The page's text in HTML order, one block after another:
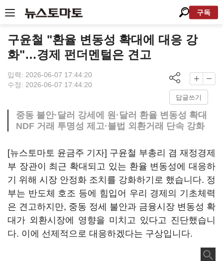
구독
구윤철 "환율 변동성 확대에 대응 강
화"…경제 펀더멘털은 견고
입력: 2026-06-07 17:44:20
수정: 2026-06-07 17:44:20
답글쓰기
중동 불안·달러 강세에 원·달러 환율 변동성 확대
NDF 거래 투명성 제고·불법 외환거래 단속 강화
[뉴스토마토 윤금주 기자] 구윤철 부총리 겸 재정경제
부 장관이 최근 확대되고 있는 환율 변동성에 대응하
기 위해 시장 안정화 조치를 강화하기로 했습니다. 정
부는 반도체 호조 등에 힘입어 우리 경제의 기초체력
은 견고하지만, 중동 정세 불안과 금융시장 변동성 확
대가 외환시장에 영향을 미치고 있다고 진단했습니
다. 이에 선제적으로 대응하겠다는 구상입니다.